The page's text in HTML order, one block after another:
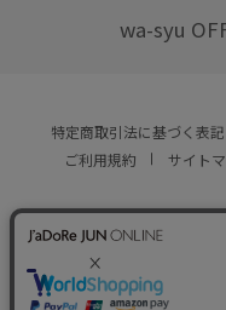
wa-syu
特定商取引法に基づく表記
ご利用規約
サイト
© JUN